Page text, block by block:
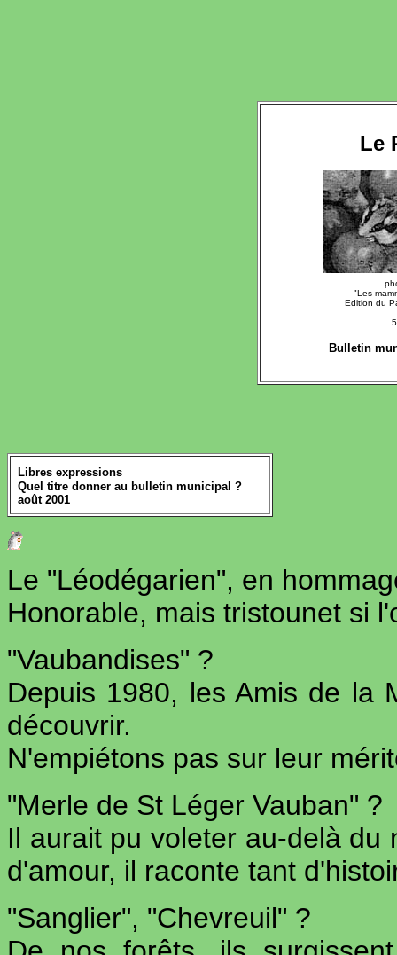
Le
"Les
Edition du
Bulletin
Libres expressions
Quel titre donner au bulletin municipal ?
août 2001
Le "Léodégarien", en
Honorable, mais tristounet si
"Vaubandises" ?
Depuis 1980, les Amis de la
découvrir.
N'empiétons pas sur leur
"Merle de St Léger Vauban" ?
Il aurait pu voleter au-delà du
d'amour, il raconte tant
"Sanglier", "Chevreuil" ?